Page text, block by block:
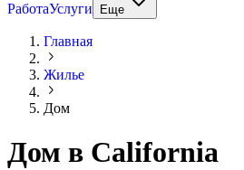
РаботаУслуги Еще
Главная
Жилье
Дом
Дом в California